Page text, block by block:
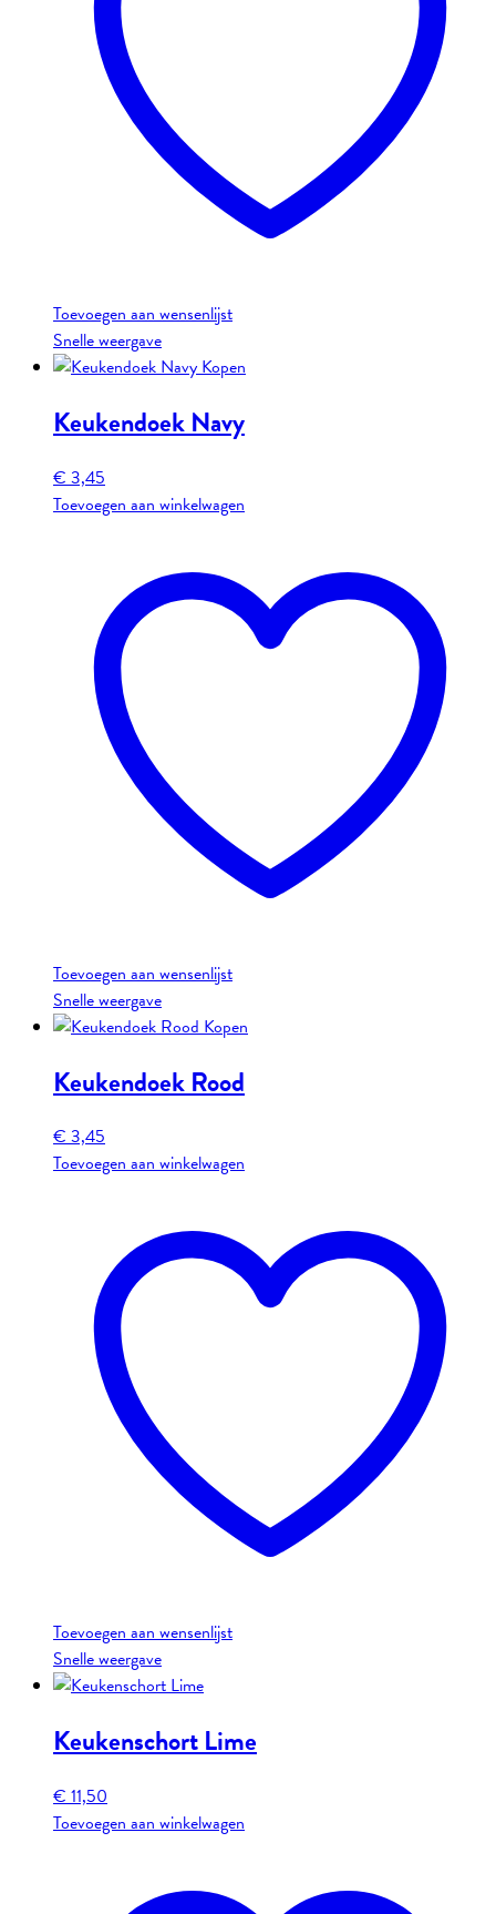
Toevoegen aan wensenlijst
Snelle weergave
Keukendoek Navy
€ 3,45
Toevoegen aan winkelwagen
Toevoegen aan wensenlijst
Snelle weergave
Keukendoek Rood
€3,45
Toevoegen aan winkelwagen
Toevoegen aan wensenlijst
Snelle weergave
Keukenschort Lime
€11,50
Toevoegen aan winkelwagen